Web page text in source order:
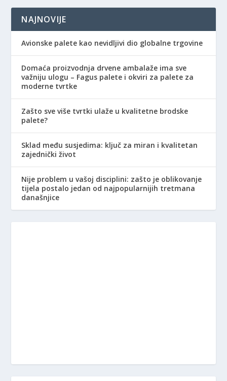
NAJNOVIJE
Avionske palete kao nevidljivi dio globalne trgovine
Domaća proizvodnja drvene ambalaže ima sve
važniju ulogu – Fagus palete i okviri za palete za
moderne tvrtke
Zašto sve više tvrtki ulaže u kvalitetne brodske
palete?
Sklad među susjedima: ključ za miran i kvalitetan
zajednički život
Nije problem u vašoj disciplini: zašto je oblikovanje
tijela postalo jedan od najpopularnijih tretmana
današnjice